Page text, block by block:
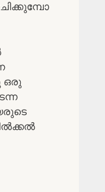
ഒരു